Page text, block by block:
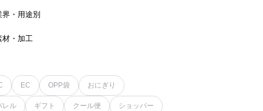
界・用途別
材・加工
EC OPP袋 おにぎり
レル ギフト クール便 ショッパー